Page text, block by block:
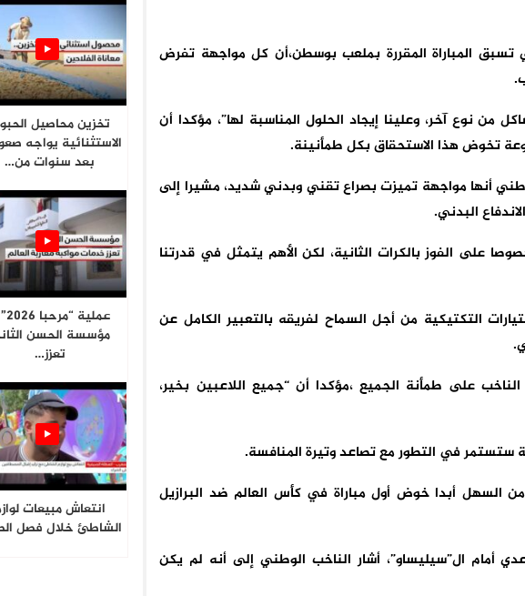
المباراة المقررة بملعب بوسطن،أن كل مواجهة تفرض
نوع آخر، وعلينا إيجاد الحلول المناسبة لها”، مؤكدا أن
تخوض هذا الاستحقاق بكل طمأنينة.
الوطني أنها مواجهة تميزت بصراع تقني وبدني شديد، مشيرا إلى
البدني.
على الفوز بالكرات الثانية، لكن الأهم يتمثل في قدرتنا
التكتيكية من أجل السماح لفريقه بالتعبير الكامل عن
على طمأنة الجميع ،مؤكدا أن “جميع اللاعبين بخير،
ستستمر في التطور مع تصاعد وتيرة المنافسة.
أبدا خوض أول مباراة في كأس العالم ضد البرازيل
أمام ال”سيليساو”، أشار الناخب الوطني إلى أنه لم يكن
تخزين محاصيل
الاستثنائية يواجه
بعد سنوات من…
مؤسسة الحسن
تعزز…
انتعاش مبيعات
الشاطئ خلال فصل